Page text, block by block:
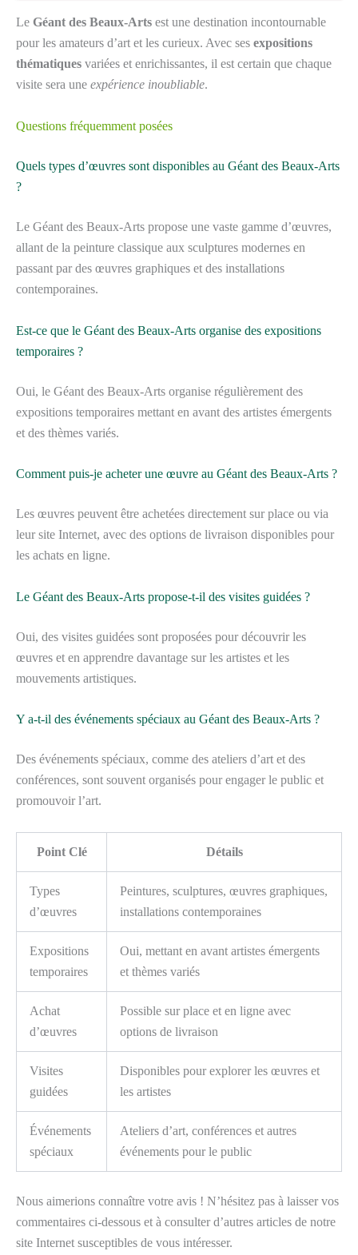
Le Géant des Beaux-Arts est une destination incontournable
pour les amateurs d’art et les curieux. Avec ses expositions
thématiques variées et enrichissantes, il est certain que chaque
visite sera une expérience inoubliable.
Questions fréquemment posées
Quels types d’œuvres sont disponibles au Géant des Beaux-Arts
?
Le Géant des Beaux-Arts propose une vaste gamme d’œuvres,
allant de la peinture classique aux sculptures modernes en
passant par des œuvres graphiques et des installations
contemporaines.
Est-ce que le Géant des Beaux-Arts organise des expositions
temporaires ?
Oui, le Géant des Beaux-Arts organise régulièrement des
expositions temporaires mettant en avant des artistes émergents
et des thèmes variés.
Comment puis-je acheter une œuvre au Géant des Beaux-Arts ?
Les œuvres peuvent être achetées directement sur place ou via
leur site Internet, avec des options de livraison disponibles pour
les achats en ligne.
Le Géant des Beaux-Arts propose-t-il des visites guidées ?
Oui, des visites guidées sont proposées pour découvrir les
œuvres et en apprendre davantage sur les artistes et les
mouvements artistiques.
Y a-t-il des événements spéciaux au Géant des Beaux-Arts ?
Des événements spéciaux, comme des ateliers d’art et des
conférences, sont souvent organisés pour engager le public et
promouvoir l’art.
Point Clé Détails
Types
d’œuvres
Peintures, sculptures, œuvres graphiques,
installations contemporaines
Expositions
temporaires
Oui, mettant en avant artistes émergents
et thèmes variés
Achat
d’œuvres
Possible sur place et en ligne avec
options de livraison
Visites
guidées
Disponibles pour explorer les œuvres et
les artistes
Événements
spéciaux
Ateliers d’art, conférences et autres
événements pour le public
Nous aimerions connaître votre avis ! N’hésitez pas à laisser vos
commentaires ci-dessous et à consulter d’autres articles de notre
site Internet susceptibles de vous intéresser.